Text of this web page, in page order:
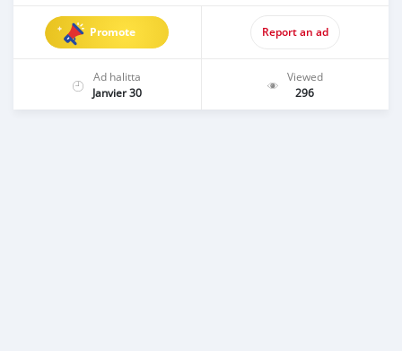
Promote Report an ad
Ad halitta
Janvier 30
Viewed
296